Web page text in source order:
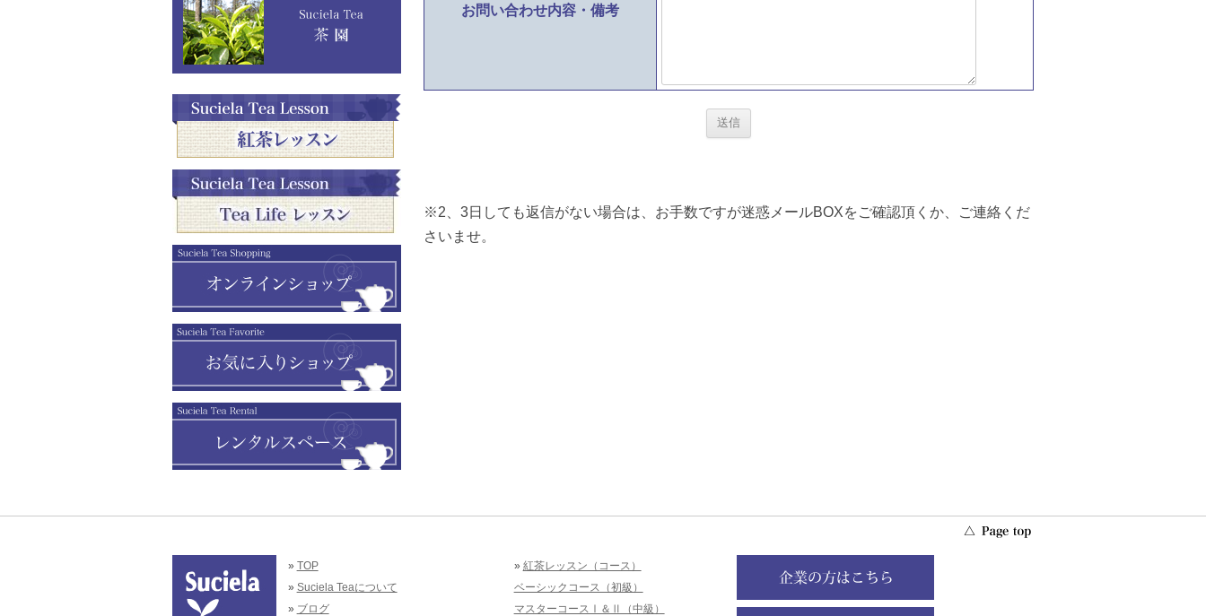
お問い合わせ内容・備考
※2、3日しても返信がない場合は、お手数ですが迷惑メールBOXをご確認頂くか、ご連絡くだ
さいませ。
» TOP
» Suciela Teaについて
» ブログ
» 紅茶レッスン（コース）
ベーシックコース（初級）
マスターコースⅠ＆Ⅱ（中級）